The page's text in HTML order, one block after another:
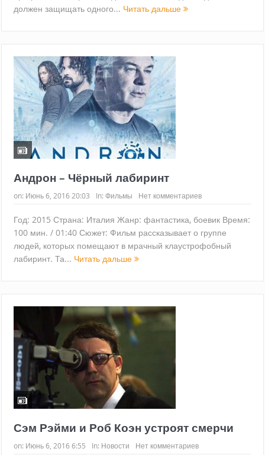
должен защищать одного... Читать дальше
Андрон – Чёрный лабиринт
on: Июнь 6, 2016 20:03 In: Фильмы Нет комментариев
Год: 2015 Страна: Италия Жанр: фантастика, боевик Время:
100 мин. / 01:40 Сюжет: Фильм рассказывает о группе
людей, которых помещают в мрачный клаустрофобный
лабиринт. Та... Читать дальше
Сэм Рэйми и Роб Коэн устроят смерчи
on: Июнь 6, 2016 6:55 In: Новости Нет комментариев